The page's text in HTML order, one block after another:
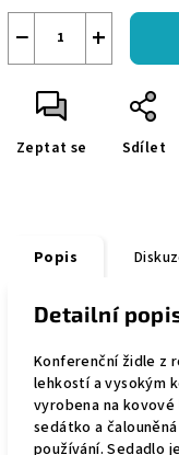
+
−
Zeptat se Sdílet
Popis
Detailní
Konferenční židle z
lehkostí a vysokým
vyrobena na
sedátko a
používání. Sedadlo